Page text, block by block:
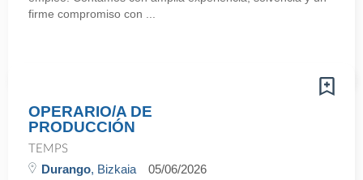
firme compromiso con ...
OPERARIO/A DE
PRODUCCIÓN
TEMPS
Durango, Bizkaia 05/06/2026